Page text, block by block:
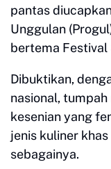
pantas
Unggulan
bertema Festival
Dibuktikan,
nasional,
kesenian yang
jenis kuliner
sebagainya.